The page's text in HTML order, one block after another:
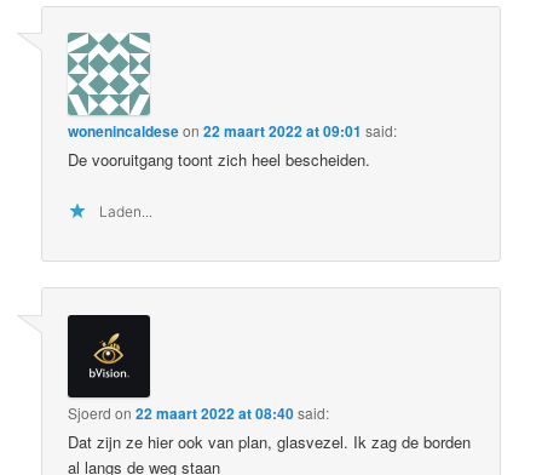
wonenincaldeseon22 maart 2022 at 09:01 said:
De vooruitgang toont zich heel bescheiden.
Laden...
Sjoerd on22 maart 2022 at 08:40said:
Dat zijn ze hier ook van plan, glasvezel. Ik zag de borden
al langs de weg staan